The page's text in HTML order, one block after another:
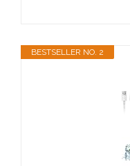
BESTSELLER NO. 2